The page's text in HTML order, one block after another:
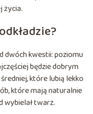
życia.
dwóch kwestii: poziomu
będzie dobrym
które lubią lekko
które mają naturalnie
wybielał twarz.